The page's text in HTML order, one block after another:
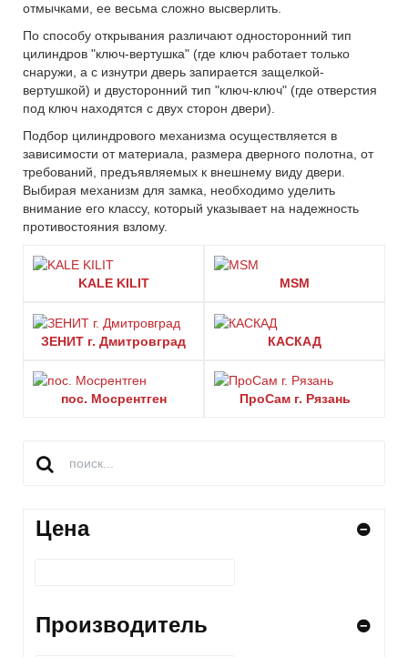
отмычками, ее весьма сложно высверлить.
По способу открывания различают односторонний тип
цилиндров "ключ-вертушка" (где ключ работает только
снаружи, а с изнутри дверь запирается защелкой-
вертушкой) и двусторонний тип "ключ-ключ" (где отверстия
под ключ находятся с двух сторон двери).
Подбор цилиндрового механизма осуществляется в
зависимости от материала, размера дверного полотна, от
требований, предъявляемых к внешнему виду двери.
Выбирая механизм для замка, необходимо уделить
внимание его классу, который указывает на надежность
противостояния взлому.
KALE KILIT MSM
ЗЕНИТ г. Дмитровград КАСКАД
пос. Мосрентген ПроСам г. Рязань
Цена
Производитель